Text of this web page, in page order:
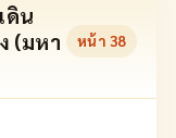
ดิน
(มหา
หน้า 38